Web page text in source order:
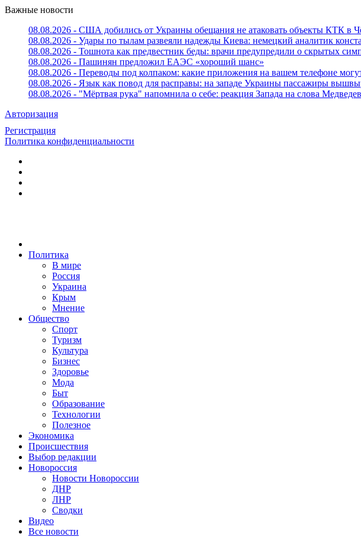
Важные новости
08.08.2026 - США добились от Украины обещания не атаковать объекты КТК в
08.08.2026 - Удары по тылам развеяли надежды Киева: немецкий аналитик
08.08.2026 - Тошнота как предвестник беды: врачи предупредили о скрытых
08.08.2026 - Пашинян предложил ЕАЭС «хороший шанс»
08.08.2026 - Переводы под колпаком: какие приложения на вашем телефоне
08.08.2026 - Язык как повод для расправы: на западе Украины пассажиры
08.08.2026 - "Мёртвая рука" напомнила о себе: реакция Запада на слова
Авторизация
Регистрация
Политика конфиденциальности
Политика
В мире
Россия
Украина
Крым
Мнение
Общество
Спорт
Туризм
Культура
Бизнес
Здоровье
Мода
Быт
Образование
Технологии
Полезное
Экономика
Происшествия
Выбор редакции
Новороссия
Новости Новороссии
ДНР
ЛНР
Сводки
Видео
Все новости